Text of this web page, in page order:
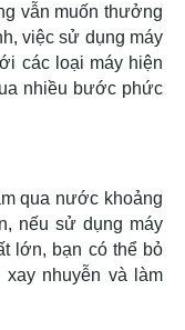
vẫn muốn thưởng
việc sử dụng máy
các loại máy hiện
nhiều bước phức
qua nước khoảng
nếu sử dụng máy
lớn, bạn có thể bỏ
nhuyễn và làm